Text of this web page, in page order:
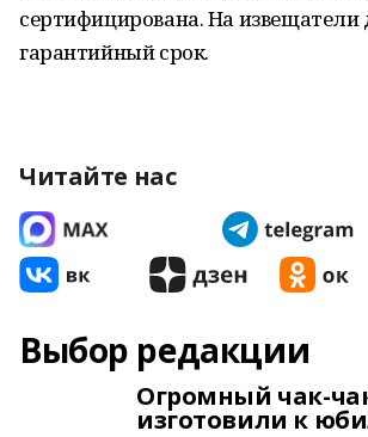
сертифицирована. На извещатели
гарантийный срок.
Читайте нас
Выбор редакции
Огромный чак-
изготовили к